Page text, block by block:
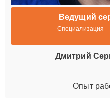
Ведущий
Специализация
Дмитрий
Опыт